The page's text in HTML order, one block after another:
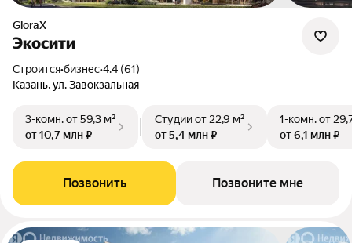
GloraX
Экосити
Строится•бизнес•4.4 (61)
Казань, ул. Завокзальная
3-комн.от 59,3 м²
от 10,7 млн ₽
Студииот 22,9 м²
от 5,4 млн ₽
1-комн.от
от 6,1 млн ₽
Позвонить Позвоните мне